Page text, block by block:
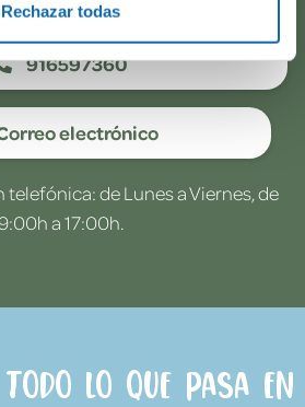
Rechazar todas
916597360
electrónico
de Lunes a Viernes, de
a 17:00h.
todo lo que pasa en